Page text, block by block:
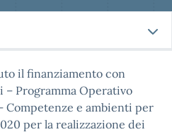
il finanziamento con
Programma Operativo
Competenze e ambienti per
per la realizzazione dei